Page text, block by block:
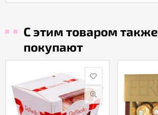
С этим товаром также
покупают